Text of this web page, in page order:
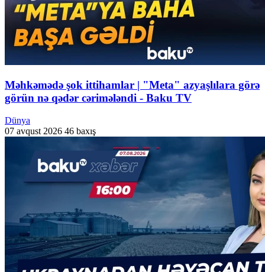
Məhkəmədə şok ittihamlar | "Meta" azyaşlılara görə
görün nə qədər cərimələndi - Baku TV
Dünya
07 avqust 2026 46 baxış